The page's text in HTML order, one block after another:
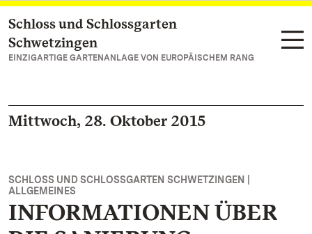
Zum Hauptinhalt springen
Schloss und Schlossgarten
Schwetzingen
EINZIGARTIGE GARTENANLAGE VON EUROPÄISCHEM RANG
Mittwoch, 28. Oktober 2015
SCHLOSS UND SCHLOSSGARTEN SCHWETZINGEN |
ALLGEMEINES
INFORMATIONEN ÜBER